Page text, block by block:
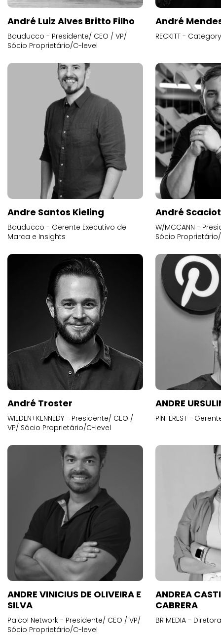
André Luiz Alves Britto Filho
Bauducco - Presidente/ CEO / VP/
Sócio Proprietário/C-level
André
RECKITT -
Andre Santos Kieling
Bauducco - Gerente Executivo de
Marca e Insights
André
W/MCCANN -
Sócio
André Troster
WIEDEN+KENNEDY - Presidente/ CEO /
VP/ Sócio Proprietário/C-level
ANDRE
PINTEREST -
ANDRE VINICIUS DE OLIVEIRA E
SILVA
Palco! Network - Presidente/ CEO / VP/
Sócio Proprietário/C-level
ANDREA
CABRERA
BR MEDIA -